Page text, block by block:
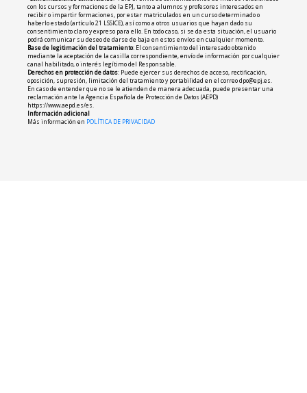
con los cursos y formaciones de la EPJ, tanto a alumnos y profesores interesados en
recibir o impartir formaciones, por estar matriculados en un curso determinado o
haberlo estado (artículo 21 LSSICE), así como a otros usuarios que hayan dado su
consentimiento claro y expreso para ello. En todo caso, si se da esta situación, el usuario
podrá comunicar su deseo de darse de baja en estos envíos en cualquier momento.
Base de legitimación del tratamiento: El consentimiento del interesado obtenido
mediante la aceptación de la casilla correspondiente, envío de información por cualquier
canal habilitado, o interés legítimo del Responsable.
Derechos en protección de datos: Puede ejercer sus derechos de acceso, rectificación,
oposición, supresión, limitación del tratamiento y portabilidad en el correo dpo@epj.es.
En caso de entender que no se le atienden de manera adecuada, puede presentar una
reclamación ante la Agencia Española de Protección de Datos (AEPD)
https://www.aepd.es/es.
Información adicional
Más información en POLÍTICA DE PRIVACIDAD